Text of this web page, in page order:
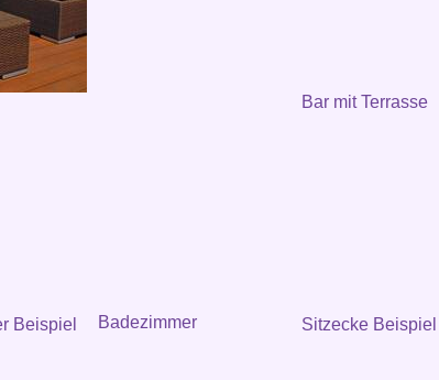
Bar mit Terrasse
Beispiel Badezimmer Sitzecke Beispiel